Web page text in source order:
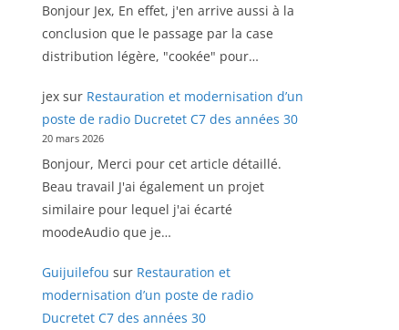
Bonjour Jex, En effet, j'en arrive aussi à la
conclusion que le passage par la case
distribution légère, "cookée" pour…
jexsur Restauration et modernisation d’un
poste de radio Ducretet C7 des années 30
20 mars 2026
Bonjour, Merci pour cet article détaillé.
Beau travail J'ai également un projet
similaire pour lequel j'ai écarté
moodeAudio que je…
Guijuilefou sur Restauration et
modernisation d’un poste de radio
Ducretet C7 des années 30